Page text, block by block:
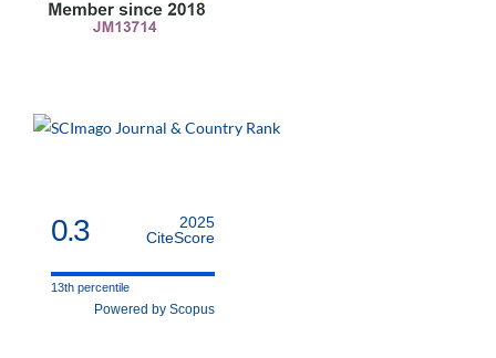
0.3
2025
CiteScore
13th percentile
Powered by Scopus